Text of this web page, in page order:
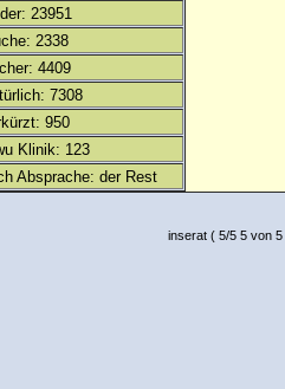
23951
2338
4409
7308
950
Klinik: 123
Absprache: der Rest
inserat( 5/5 5 von 5